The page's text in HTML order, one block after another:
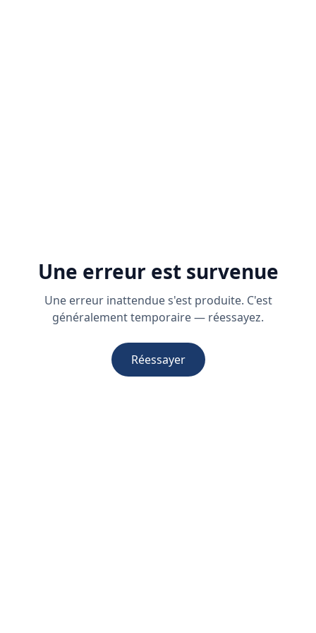
Une erreur est survenue
Une erreur inattendue s'est produite. C'est
généralement temporaire — réessayez.
Réessayer